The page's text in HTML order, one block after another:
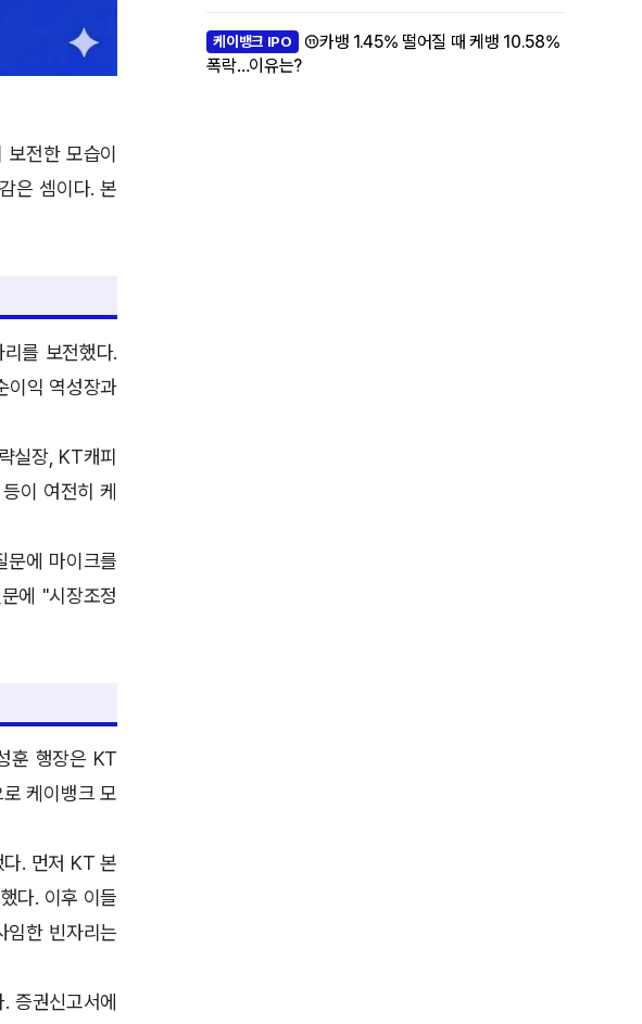
전한 모습이
은 셈이다. 본
를 보전했다.
이익 역성장과
실장, KT캐피
이 여전히 케
문에 마이크를
에 "시장조정
훈 행장은 KT
케이뱅크 모
. 먼저 KT 본
다. 이후 이들
임한 빈자리는
증권신고서에
케이뱅크 IPO
⑪카뱅 1.45% 떨어질 때 케뱅 10.58%
폭락…이유는?